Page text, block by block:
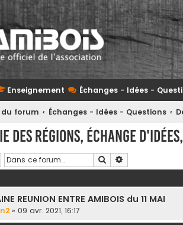
Enseignement Échanges - Idées -
du forum Échanges - Idées - Questions
des régions, échange
Rechercher
REUNION ENTRE AMIBOIS du 11 MAI
» 09 avr. 2021, 16:17